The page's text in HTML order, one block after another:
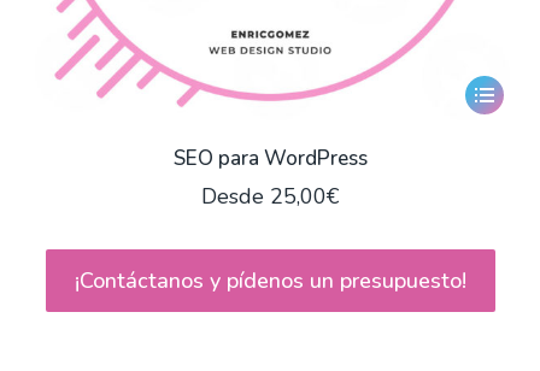
Este
producto
Las
opciones
se
SEO para WordPress
Desde 25,00€
¡Contáctanos y pídenos un presupuesto!